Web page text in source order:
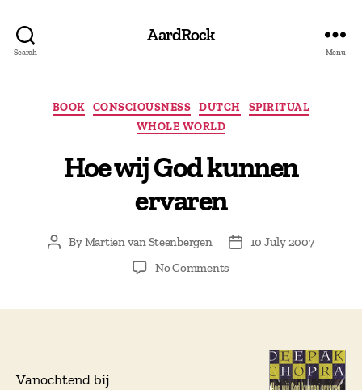
Search
AardRock
Menu
Categories
BOOK CONSCIOUSNESS DUTCH
SPIRITUAL
WHOLE WORLD
Hoe wij God kunnen
ervaren
PostByMartien van Steenbergen
Post10 July 2007
No Comments
Vanochtend bij